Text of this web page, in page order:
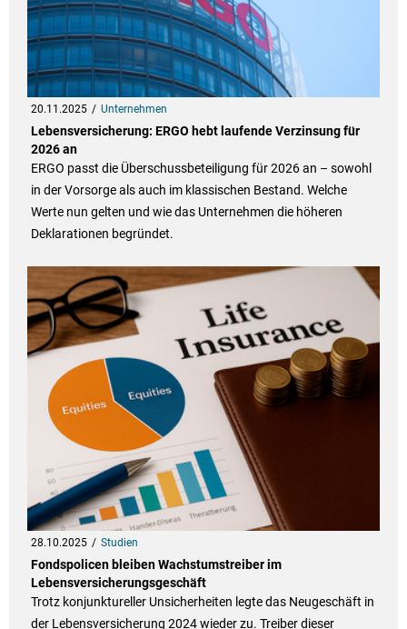
20.11.2025 Unternehmen
Lebensversicherung: ERGO hebt laufende Verzinsung für
2026 an
ERGO passt die Überschussbeteiligung für 2026 an – sowohl
in der Vorsorge als auch im klassischen Bestand. Welche
Werte nun gelten und wie das Unternehmen die höheren
Deklarationen begründet.
28.10.2025 Studien
Fondspolicen bleiben Wachstumstreiber im
Lebensversicherungsgeschäft
Trotz konjunktureller Unsicherheiten legte das Neugeschäft in
der Lebensversicherung 2024 wieder zu. Treiber dieser